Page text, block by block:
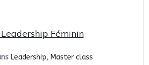
Féminin
Leadership, Master class